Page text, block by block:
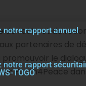
de route et de
partenaires de
le
Youth4Peace
notre rapport annuel
notre rapport
TOGO